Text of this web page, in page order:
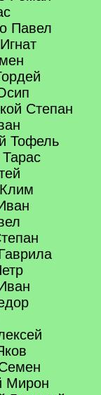
Павел
Степан
Тофель
Мирон